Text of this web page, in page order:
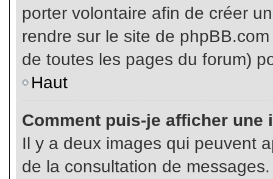
porter volontaire afin de créer
rendre sur le site de
de toutes les pages du forum)
Haut
Comment puis-je afficher une
Il y a deux images qui peuvent
de la consultation de